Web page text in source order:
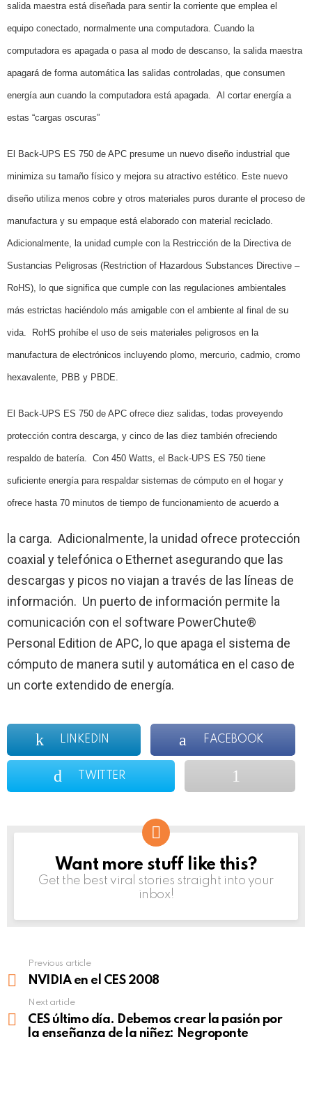
salida maestra está diseñada para sentir la corriente que emplea el
equipo conectado, normalmente una computadora. Cuando la
computadora es apagada o pasa al modo de descanso, la salida maestra
apagará de forma automática las salidas controladas, que consumen
energía aun cuando la computadora está apagada. Al cortar energía a
estas “cargas oscuras”
El Back-UPS ES 750 de APC presume un nuevo diseño industrial que
minimiza su tamaño físico y mejora su atractivo estético. Este nuevo
diseño utiliza menos cobre y otros materiales puros durante el proceso de
manufactura y su empaque está elaborado con material reciclado.
Adicionalmente, la unidad cumple con la Restricción de la Directiva de
Sustancias Peligrosas (Restriction of Hazardous Substances Directive –
RoHS), lo que significa que cumple con las regulaciones ambientales
más estrictas haciéndolo más amigable con el ambiente al final de su
vida. RoHS prohíbe el uso de seis materiales peligrosos en la
manufactura de electrónicos incluyendo plomo, mercurio, cadmio, cromo
hexavalente, PBB y PBDE.
El Back-UPS ES 750 de APC ofrece diez salidas, todas proveyendo
protección contra descarga, y cinco de las diez también ofreciendo
respaldo de batería. Con 450 Watts, el Back-UPS ES 750 tiene
suficiente energía para respaldar sistemas de cómputo en el hogar y
ofrece hasta 70 minutos de tiempo de funcionamiento de acuerdo a
la carga. Adicionalmente, la unidad ofrece protección
coaxial y telefónica o Ethernet asegurando que las
descargas y picos no viajan a través de las líneas de
información. Un puerto de información permite la
comunicación con el software PowerChute®
Personal Edition de APC, lo que apaga el sistema de
cómputo de manera sutil y automática en el caso de
un corte extendido de energía.
LINKEDIN FACEBOOK
TWITTER
NEWSLETTER
Want more stuff like this?
Get the best viral stories straight into your
inbox!
more
Previous article
NVIDIA en el CES 2008
Next article
CES último día. Debemos crear la pasión por
la enseñanza de la niñez: Negroponte